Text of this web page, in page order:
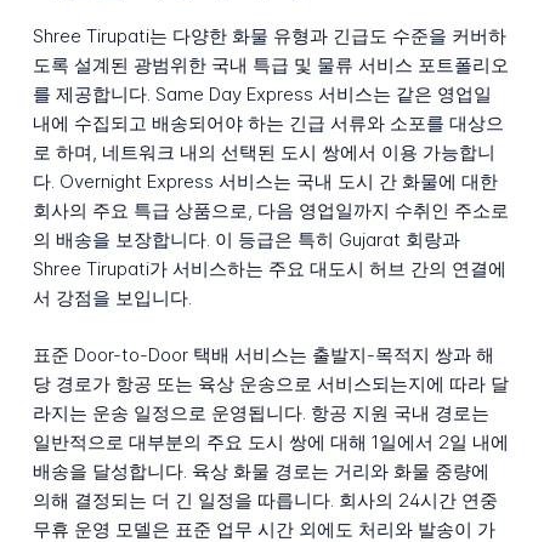
Shree Tirupati는 다양한 화물 유형과 긴급도 수준을 커버하
도록 설계된 광범위한 국내 특급 및 물류 서비스 포트폴리오
를 제공합니다. Same Day Express 서비스는 같은 영업일
내에 수집되고 배송되어야 하는 긴급 서류와 소포를 대상으
로 하며, 네트워크 내의 선택된 도시 쌍에서 이용 가능합니
다. Overnight Express 서비스는 국내 도시 간 화물에 대한
회사의 주요 특급 상품으로, 다음 영업일까지 수취인 주소로
의 배송을 보장합니다. 이 등급은 특히 Gujarat 회랑과
Shree Tirupati가 서비스하는 주요 대도시 허브 간의 연결에
서 강점을 보입니다.
표준 Door-to-Door 택배 서비스는 출발지-목적지 쌍과 해
당 경로가 항공 또는 육상 운송으로 서비스되는지에 따라 달
라지는 운송 일정으로 운영됩니다. 항공 지원 국내 경로는
일반적으로 대부분의 주요 도시 쌍에 대해 1일에서 2일 내에
배송을 달성합니다. 육상 화물 경로는 거리와 화물 중량에
의해 결정되는 더 긴 일정을 따릅니다. 회사의 24시간 연중
무휴 운영 모델은 표준 업무 시간 외에도 처리와 발송이 가